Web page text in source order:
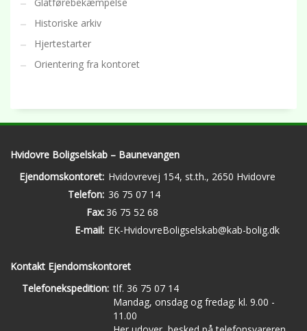
Historiske arkiv
Hjertestarter
Orientering fra kontoret
Hvidovre Boligselskab – Baunevangen
Ejendomskontoret: Hvidovrevej 154, st.th., 2650 Hvidovre
Telefon: 36 75 07 14
Fax: 36 75 52 68
E-mail: EK-HvidovreBoligselskab@kab-bolig.dk
Kontakt Ejendomskontoret
Telefonekspedition: tlf. 36 75 07 14
Mandag, onsdag og fredag: kl. 9.00 -
11.00